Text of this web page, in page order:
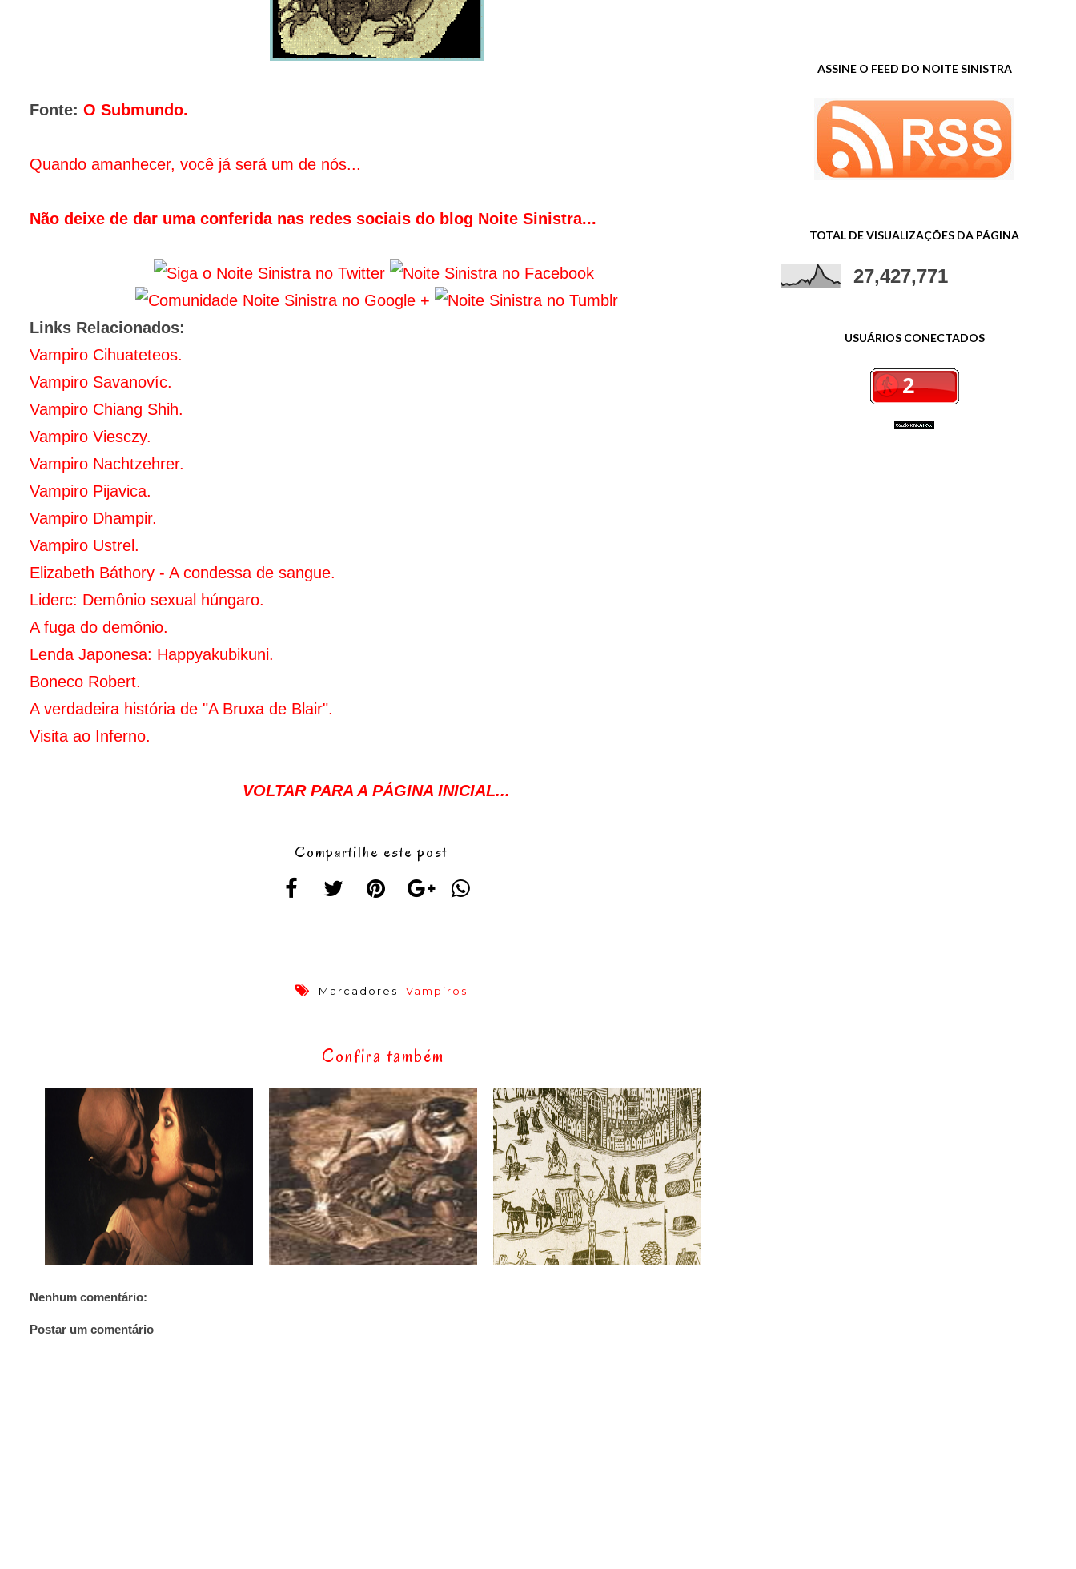
Fonte: O Submundo.
Quando amanhecer, você já será um de nós...
Não deixe de dar uma conferida nas redes sociais do blog Noite Sinistra...
Links Relacionados:
Vampiro Cihuateteos.
Vampiro Savanovíc.
Vampiro Chiang Shih.
Vampiro Viesczy.
Vampiro Nachtzehrer.
Vampiro Pijavica.
Vampiro Dhampir.
Vampiro Ustrel.
Elizabeth Báthory - A condessa de sangue.
Liderc: Demônio sexual húngaro.
A fuga do demônio.
Lenda Japonesa: Happyakubikuni.
Boneco Robert.
A verdadeira história de "A Bruxa de Blair".
Visita ao Inferno.
VOLTAR PARA A PÁGINA INICIAL...
Compartilhe este post
Marcadores: Vampiros
Confira também
Nenhum comentário:
Postar um comentário
ASSINE O FEED DO NOITE SINISTRA
TOTAL DE VISUALIZAÇÕES DA PÁGINA
27,427,771
USUÁRIOS CONECTADOS